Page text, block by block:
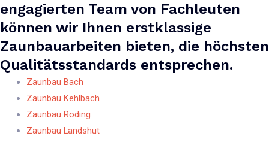
engagierten Team von Fachleuten
können wir Ihnen erstklassige
Zaunbauarbeiten bieten, die höchsten
Qualitätsstandards entsprechen.
Zaunbau Bach
Zaunbau Kehlbach
Zaunbau Roding
Zaunbau Landshut